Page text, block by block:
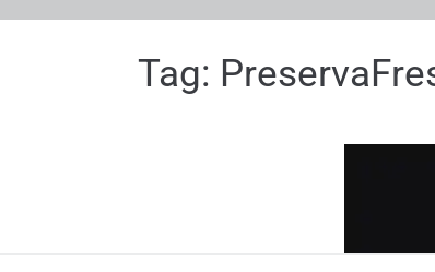
Tag: